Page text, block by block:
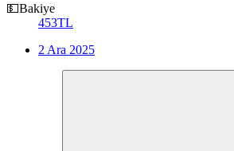
💵Bakiye
453TL
2 Ara 2025